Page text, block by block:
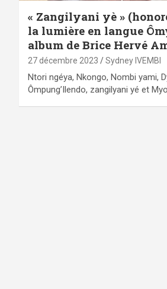
« Zangilyani yè »
la lumière en langue
album de Brice Hervé
27 décembre 2023 Sydney IVEMBI
Ntori ngéya, Nkongo, Nombi yami,
Ômpung’Ilendo, zangilyani yé et